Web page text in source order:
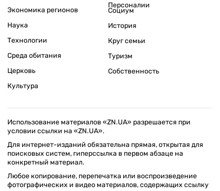
Экономика регионов
Персоналии
Наука
Технологии
Среда обитания
Церковь
Культура
Социум
История
Круг семьи
Туризм
Собственность
Использование материалов «ZN.UA» разрешается при
условии ссылки на «ZN.UA».
Для интернет-изданий обязательна прямая, открытая для
поисковых систем, гиперссылка в первом абзаце на
конкретный материал.
Любое копирование, перепечатка или воспроизведение
фотографических и видео материалов, содержащих ссылку